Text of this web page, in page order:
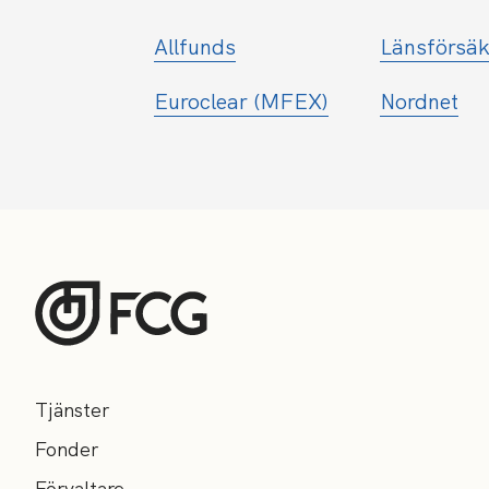
Allfunds
Euroclear (MFEX)
Nordnet
Tjänster
Fonder